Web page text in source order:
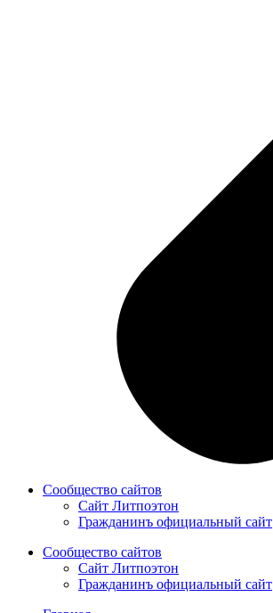
Сообщество сайтов
Сайт Литпоэтон
Гражданинъ официальный сайт
Сообщество сайтов
Сайт Литпоэтон
Гражданинъ официальный сайт